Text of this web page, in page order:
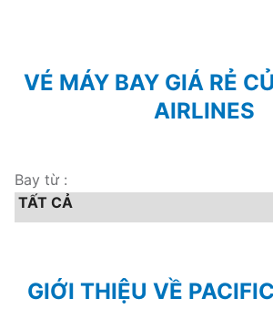
VÉ MÁY BAY GIÁ RẺ
AIRLINES
Bay từ :
GIỚI THIỆU VỀ